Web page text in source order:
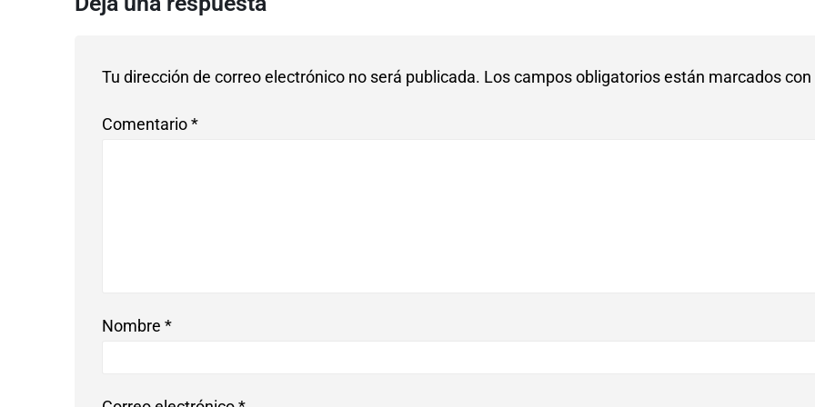
Tu dirección de correo electrónico no será publicada. Los campos obligatorios están marcados con
Comentario*
Nombre *